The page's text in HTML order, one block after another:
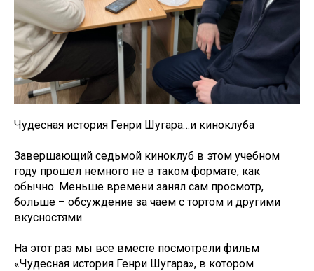
Чудесная история Генри Шугара…и киноклуба
Завершающий седьмой киноклуб в этом учебном
году прошел немного не в таком формате, как
обычно. Меньше времени занял сам просмотр,
больше – обсуждение за чаем с тортом и другими
вкусностями.
На этот раз мы все вместе посмотрели фильм
«Чудесная история Генри Шугара», в котором